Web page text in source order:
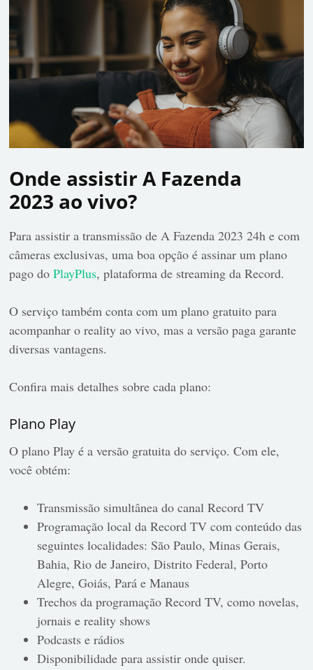
Onde assistir A Fazenda
2023 ao vivo?
Para assistir a transmissão de A Fazenda 2023 24h e com
câmeras exclusivas, uma boa opção é assinar um plano
pago doPlayPlus, plataforma de streaming da Record.
O serviço também conta com um plano gratuito para
acompanhar o reality ao vivo, mas a versão paga garante
diversas vantagens.
Confira mais detalhes sobre cada plano:
Plano Play
O plano Play é a versão gratuita do serviço. Com ele,
você obtém:
Transmissão simultânea do canal Record TV
Programação local da Record TV com conteúdo das
seguintes localidades: São Paulo, Minas Gerais,
Bahia, Rio de Janeiro, Distrito Federal, Porto
Alegre, Goiás, Pará e Manaus
Trechos da programação Record TV, como novelas,
jornais e reality shows
Podcasts e rádios
Disponibilidade para assistir onde quiser.